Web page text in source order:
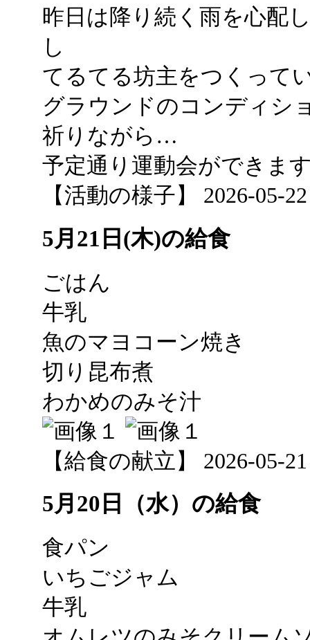
昨日は降り続く雨を心配
し
てるてる坊主をつくって
グラウンドのコンディシ
祈りながら…
予定通り運動会ができま
【活動の様子】 2026-05-
5月21日(木)の給食
ごはん
牛乳
魚のマヨコーン焼き
切り昆布煮
わかめのみそ汁
【給食の献立】 2026-05-
5月20日（水）の給食
食パン
いちごジャム
牛乳